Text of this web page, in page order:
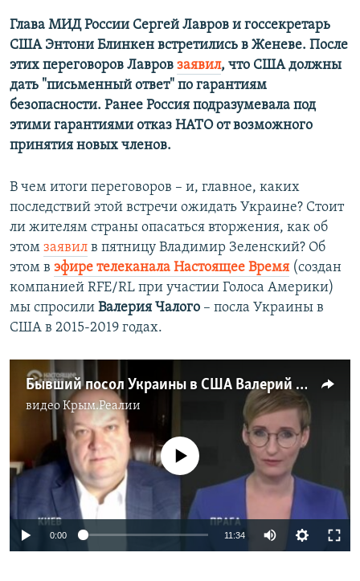
Глава МИД России Сергей Лавров и госсекретарь
США Энтони Блинкен встретились в Женеве. После
этих переговоров Лавров заявил, что США должны
дать "письменный ответ" по гарантиям
безопасности. Ранее Россия подразумевала под
этими гарантиями отказ НАТО от возможного
принятия новых членов.
В чем итоги переговоров – и, главное, каких
последствий этой встречи ожидать Украине? Стоит
ли жителям страны опасаться вторжения, как об
этом заявил в пятницу Владимир Зеленский? Об
этом в эфире телеканала Настоящее Время (создан
компанией RFE/RL при участии Голоса Америки)
мы спросили Валерия Чалого – посла Украины в
США в 2015-2019 годах.
Бывший посол Украины в США Валерий Чалый подводит итоги встречи Блинкена и Лаврова
видеоКрым.Реалии
No media source currently available
0:00 11:34